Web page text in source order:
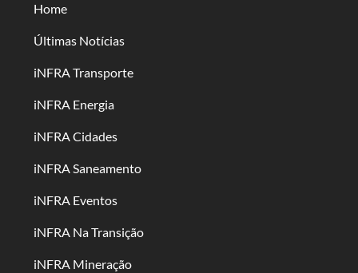
Home
Últimas Notícias
iNFRA Transporte
iNFRA Energia
iNFRA Cidades
iNFRA Saneamento
iNFRA Eventos
iNFRA Na Transição
iNFRA Mineração